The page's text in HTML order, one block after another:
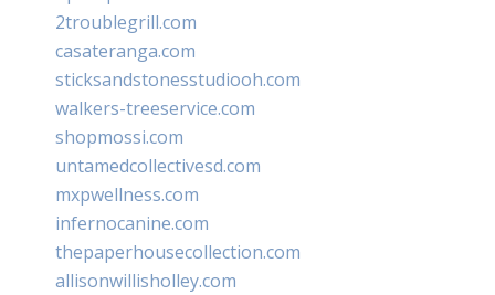
2troublegrill.com
casateranga.com
sticksandstonesstudiooh.com
walkers-treeservice.com
shopmossi.com
untamedcollectivesd.com
mxpwellness.com
infernocanine.com
thepaperhousecollection.com
allisonwillisholley.com